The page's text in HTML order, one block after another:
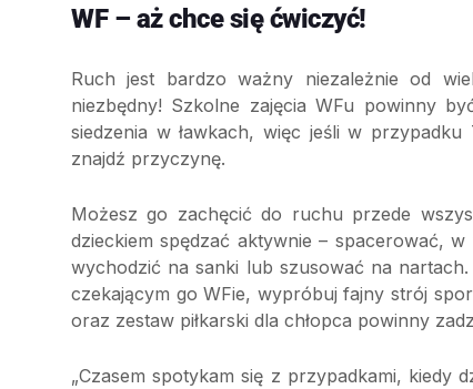
WF – aż chce się ćwiczyć!
Ruch jest bardzo ważny niezależnie od
niezbędny! Szkolne zajęcia WFu powinny
siedzenia w ławkach, więc jeśli w
znajdź przyczynę.
Możesz go zachęcić do ruchu przede
dzieckiem spędzać aktywnie – spacerować,
wychodzić na sanki lub szusować na
czekającym go WFie, wypróbuj fajny strój
oraz zestaw piłkarski dla chłopca powinny
„Czasem spotykam się z przypadkami, kiedy